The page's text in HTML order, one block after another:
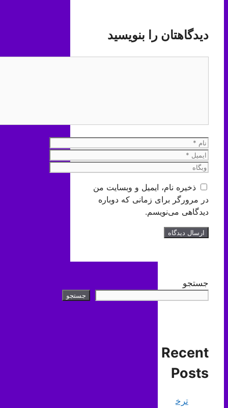
دیدگاهتان را بنویسید
نام
ایمیل
وبگاه
ذخیره نام، ایمیل و وبسایت من
در مرورگر برای زمانی که دوباره
دیدگاهی می‌نویسم.
جستجو
جستجو
Recent
Posts
ترخ